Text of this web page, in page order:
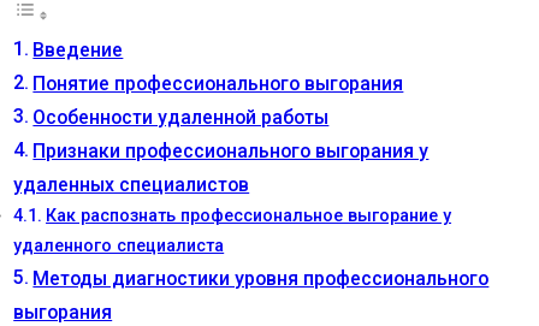
Введение
Понятие профессионального выгорания
Особенности удаленной работы
Признаки профессионального выгорания у
удаленных специалистов
Как распознать профессиональное выгорание у
удаленного специалиста
Методы диагностики уровня профессионального
выгорания